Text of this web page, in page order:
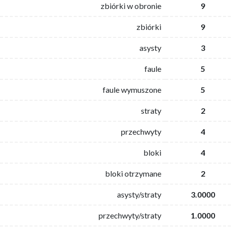
zbiórki w obronie 9
zbiórki 9
asysty 3
faule 5
faule wymuszone 5
straty 2
przechwyty 4
bloki 4
bloki otrzymane 2
asysty/straty 3.0000
przechwyty/straty 1.0000